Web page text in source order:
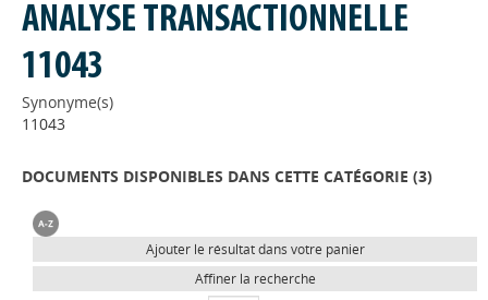
ANALYSE TRANSACTIONNELLE
11043
Synonyme(s)
11043
DOCUMENTS DISPONIBLES DANS CETTE CATÉGORIE (3)
Ajouter le résultat dans votre panier
Affiner la recherche